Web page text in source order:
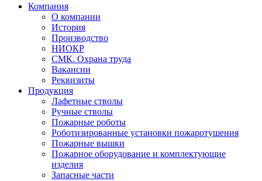
Компания
О компании
История
Производство
НИОКР
СМК. Охрана труда
Вакансии
Реквизиты
Продукция
Лафетные стволы
Ручные стволы
Пожарные роботы
Роботизированные установки пожаротушения
Пожарные вышки
Пожарное оборудование и комплектующие
изделия
Запасные части